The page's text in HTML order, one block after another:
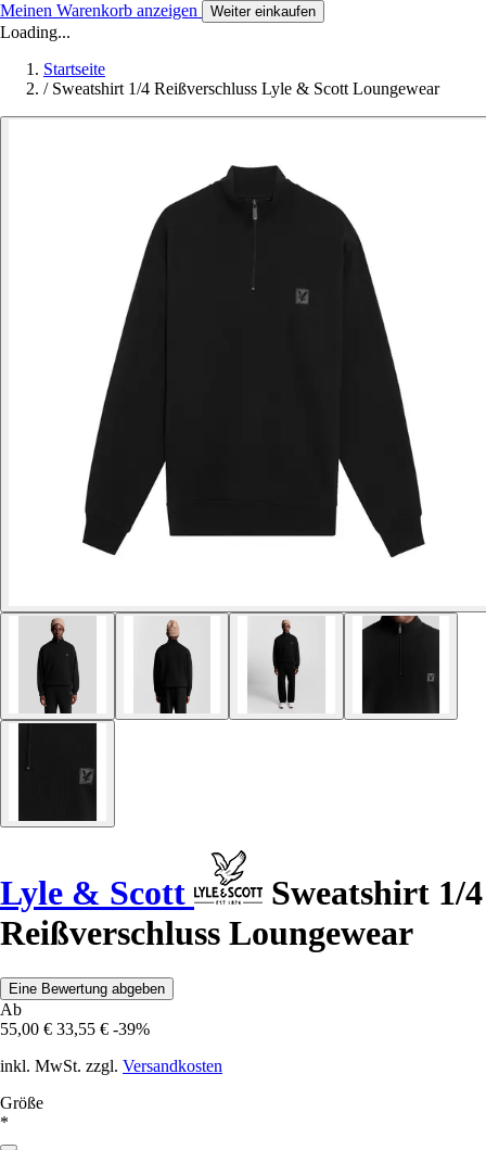
Meinen Warenkorb anzeigen Weiter einkaufen
Loading...
Startseite
/ Sweatshirt 1/4 Reißverschluss Lyle & Scott Loungewear
Lyle & Scott
Sweatshirt 1/4
Reißverschluss Loungewear
Eine Bewertung abgeben
Ab
55,00 € 33,55 € -39%
inkl. MwSt. zzgl. Versandkosten
Größe
*